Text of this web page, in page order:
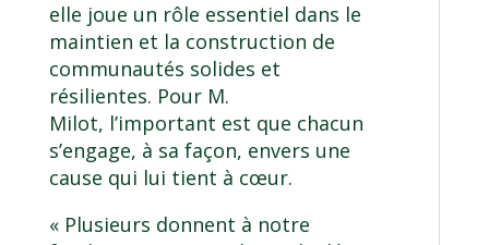
elle joue un rôle essentiel dans le
maintien et la construction de
communautés solides et
résilientes. Pour M.
Milot, l’important est que chacun
s’engage, à sa façon, envers une
cause qui lui tient à cœur.
« Plusieurs donnent à notre